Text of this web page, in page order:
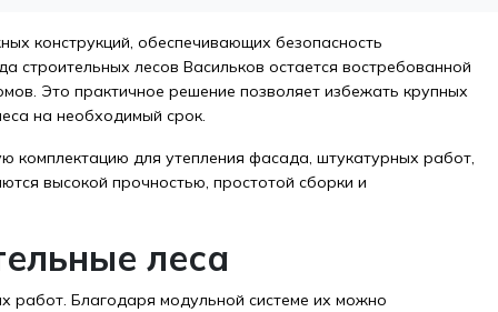
конструкций, обеспечивающих безопасность
лесов Васильков остается востребованной
Это практичное решение позволяет избежать крупных
на необходимый срок.
комплектацию для утепления фасада, штукатурных работ,
высокой прочностью, простотой сборки и
леса
работ. Благодаря модульной системе их можно